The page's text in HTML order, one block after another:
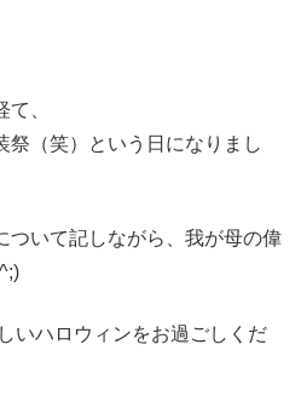
、
祭（笑）という日になりまし
ついて記しながら、我が母の偉
いハロウィンをお過ごしくだ